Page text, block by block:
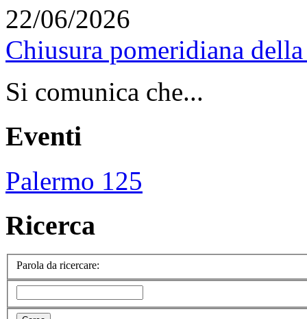
22/06/2026
Chiusura pomeridiana
Si comunica che...
Eventi
Palermo 125
Ricerca
Parola da ricercare: